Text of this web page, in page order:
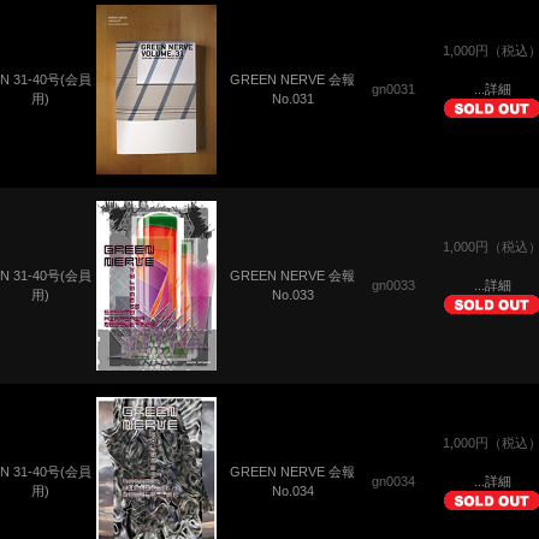
31-40号(会員
用)
GREEN NERVE 会報
No.031
gn0031
1,000円（税込
...詳細
31-40号(会員
用)
GREEN NERVE 会報
No.033
gn0033
1,000円（税込
...詳細
31-40号(会員
用)
GREEN NERVE 会報
No.034
gn0034
1,000円（税込
...詳細